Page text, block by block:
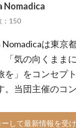
Nomadica
：150
は東京
「気の向くまま
を」をコンセプ
。当団主催のコ
して最新情報を受